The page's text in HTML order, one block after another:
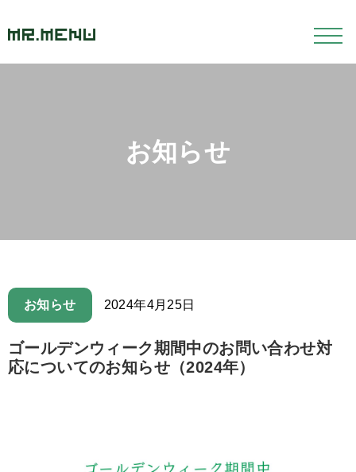
お知らせ
お知らせ 2024年4月25日
ゴールデンウィーク期間中のお問い合わせ対
応についてのお知らせ（2024年）